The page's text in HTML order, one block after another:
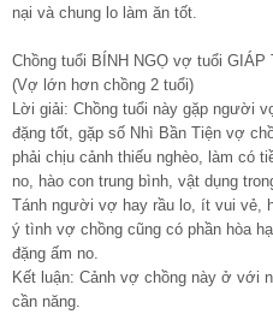
nại và chung lo làm ăn tốt.
Chồng tuổi BÍNH NGỌ vợ tuổi GIÁP
(Vợ lớn hơn chồng 2 tuổi)
Lời giải: Chồng tuổi này gặp người
đặng tốt, gặp số Nhì Bần Tiện vợ
phải chịu cảnh thiếu nghèo, làm có
no, hào con trung bình, vật dụng
Tánh người vợ hay rầu lo, ít vui vẻ,
ý tình vợ chồng cũng có phần hòa
đặng ấm no.
Kết luận: Cảnh vợ chồng này ở với
cần năng.